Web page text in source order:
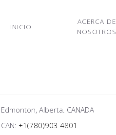
INICIO
ACERCA DE
NOSOTROS
Edmonton, Alberta. CANADA
CAN: +1(780)903 4801